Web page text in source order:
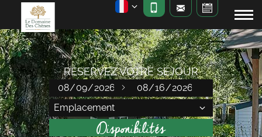
RÉSERVEZ VOTRE SÉJOUR